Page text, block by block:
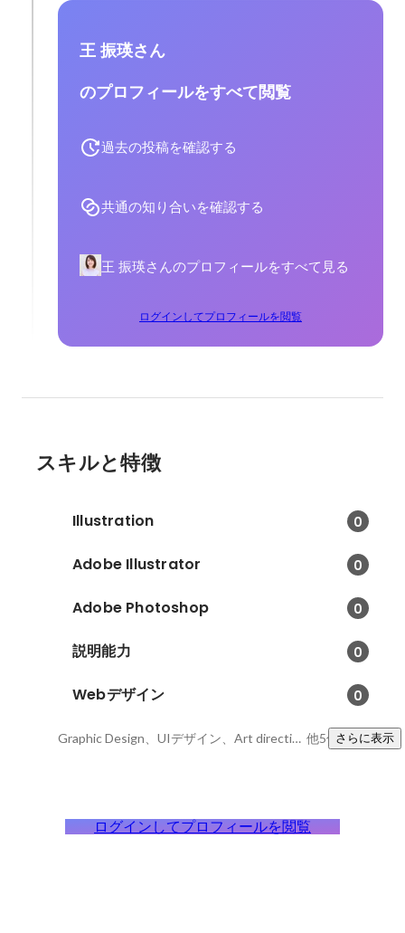
王 振瑛さん
のプロフィールをすべて閲覧
過去の投稿を確認する
共通の知り合いを確認する
王 振瑛さんのプロフィールをすべて見る
ログインしてプロフィールを閲覧
スキルと特徴
Illustration 0
Adobe Illustrator 0
Adobe Photoshop 0
説明能力 0
Webデザイン 0
Graphic Design、UIデザイン、Art direction 他5件さらに表示
ログインしてプロフィールを閲覧